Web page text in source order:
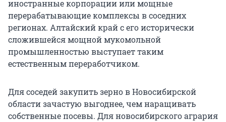
иностранные корпорации или мощные
перерабатывающие комплексы в соседних
регионах. Алтайский край с его исторически
сложившейся мощной мукомольной
промышленностью выступает таким
естественным переработчиком.
Для соседей закупить зерно в Новосибирской
области зачастую выгоднее, чем наращивать
собственные посевы. Для новосибирского агрария